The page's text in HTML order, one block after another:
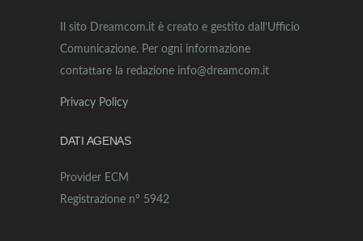
Il sito Dreamcom.it è creato e gestito dall’Ufficio
Comunicazione. Per ogni informazione
contattare la redazione info@dreamcom.it
Privacy Policy
DATI AGENAS
Provider ECM
Registrazione n° 5942